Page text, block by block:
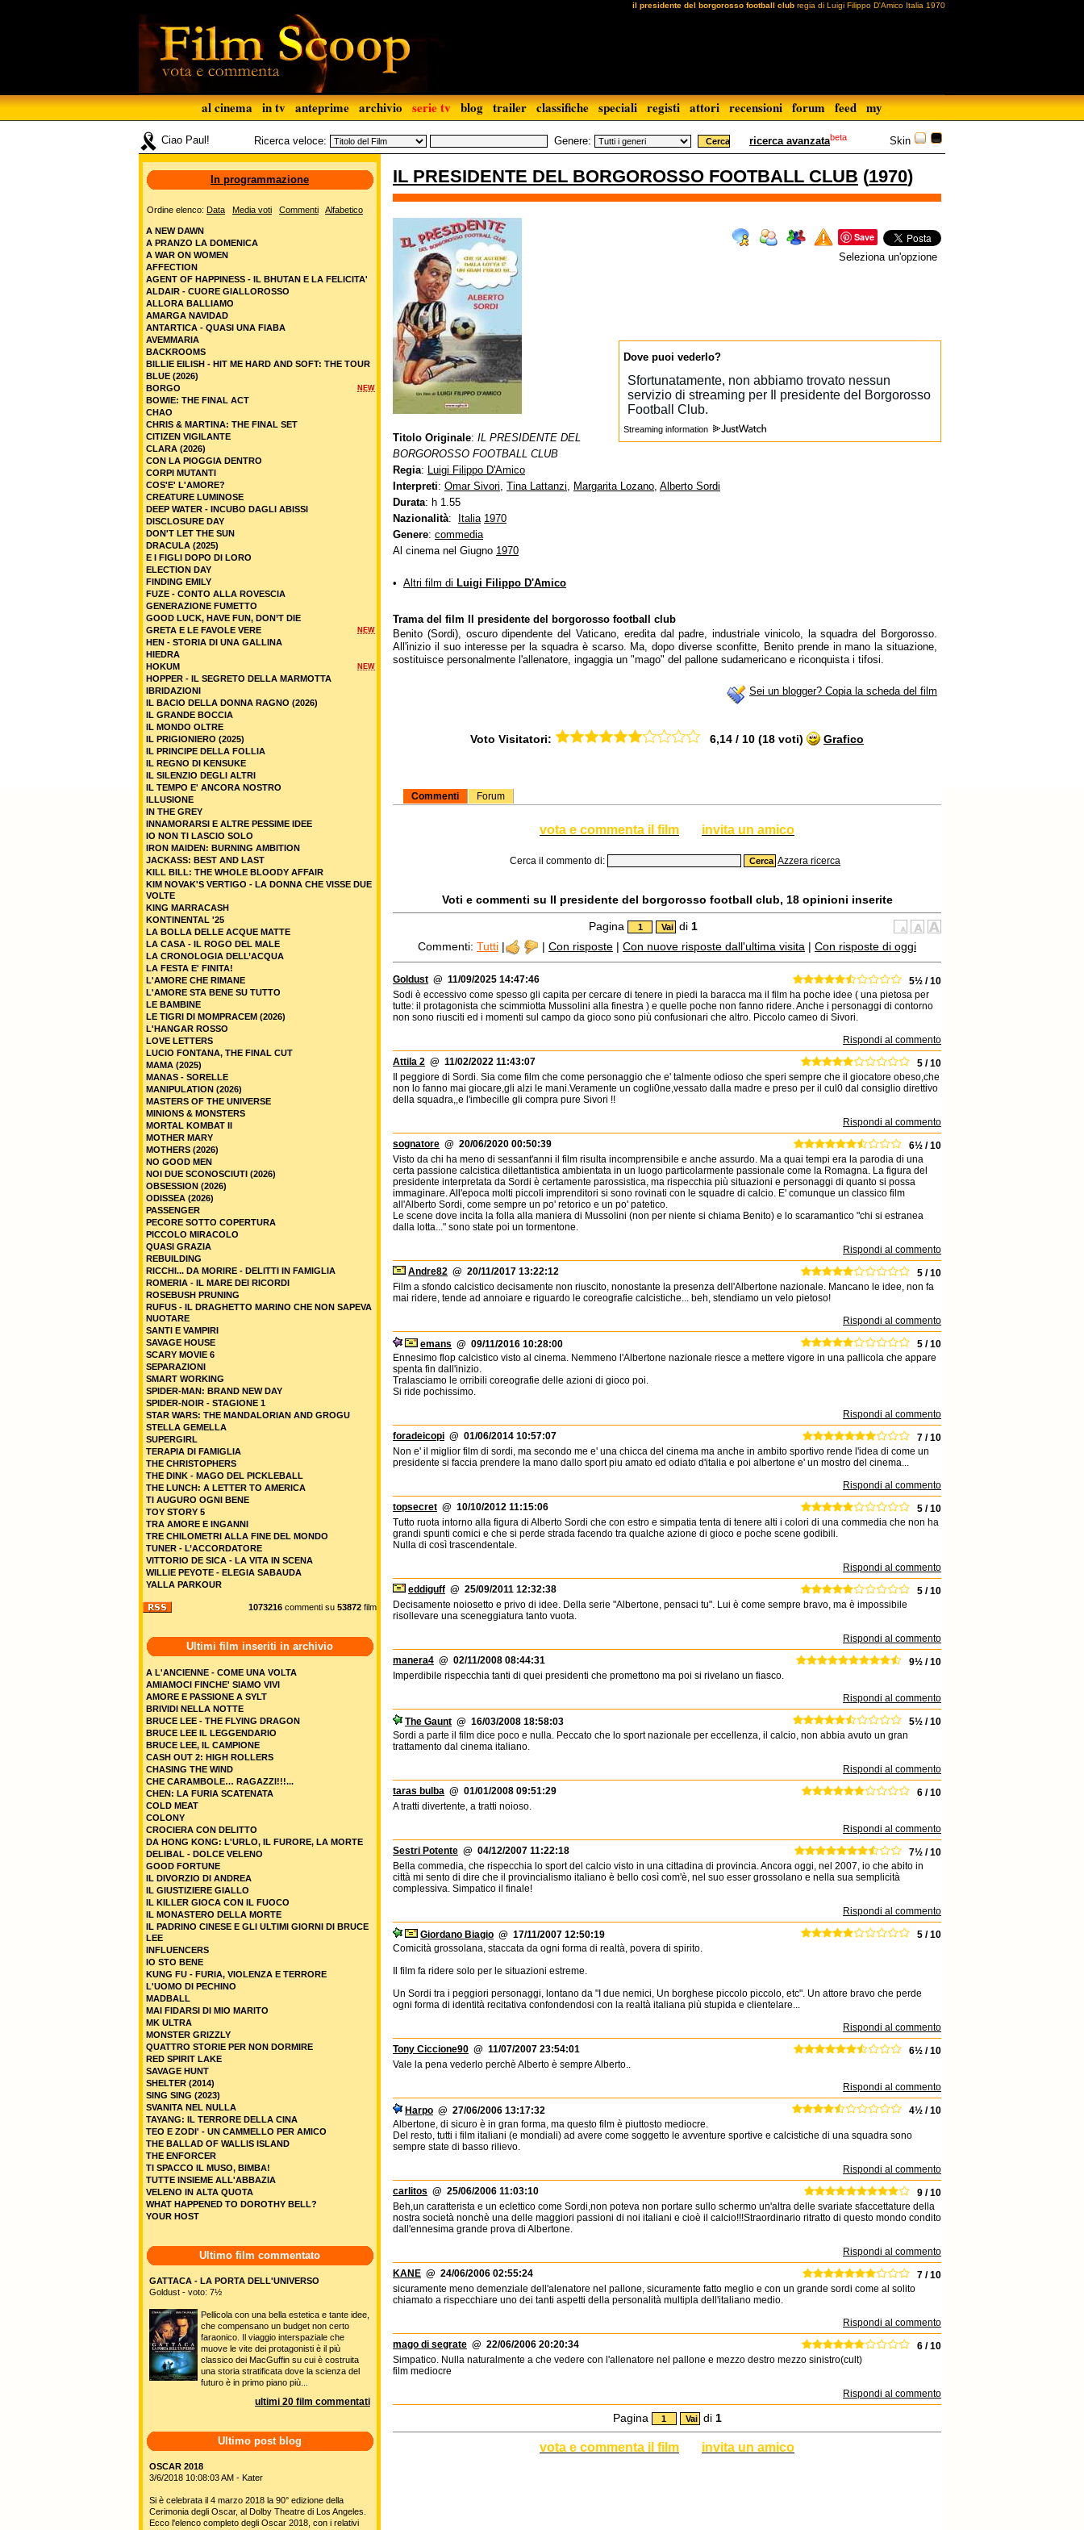
il presidente del borgorosso football club regia di Luigi Filippo D'Amico Italia 1970
al cinema in tv anteprime archivio serie tv blog trailer classifiche speciali registi attori recensioni forum feed my
Skin
Ciao Paul! Ricerca veloce: Genere: ricerca avanzatabeta
IL PRESIDENTE DEL BORGOROSSO FOOTBALL CLUB (1970)
Save
Seleziona un'opzione
Dove puoi vederlo?
Streaming information
Titolo Originale: IL PRESIDENTE DEL
BORGOROSSO FOOTBALL CLUB
Regia: Luigi Filippo D'Amico
Interpreti: Omar Sivori, Tina Lattanzi, Margarita Lozano, Alberto Sordi
Durata: h 1.55
Nazionalità: Italia 1970
Genere: commedia
Al cinema nel Giugno 1970
• Altri film di Luigi Filippo D'Amico
Trama del film Il presidente del borgorosso football club
Benito (Sordi), oscuro dipendente del Vaticano, eredita dal padre, industriale vinicolo, la squadra del Borgorosso.
All'inizio il suo interesse per la squadra è scarso. Ma, dopo diverse sconfitte, Benito prende in mano la situazione,
sostituisce personalmente l'allenatore, ingaggia un "mago" del pallone sudamericano e riconquista i tifosi.
Sei un blogger? Copia la scheda del film
Voto Visitatori: 6,14 / 10 (18 voti) Grafico
Commenti Forum
vota e commenta il film invita un amico
Cerca il commento di: Azzera ricerca
Voti e commenti su Il presidente del borgorosso football club, 18 opinioni inserite
Pagina di 1
Commenti: Tutti | | Con risposte | Con nuove risposte dall'ultima visita | Con risposte di oggi
Goldust @ 11/09/2025 14:47:46
5½ / 10
Sodi è eccessivo come spesso gli capita per cercare di tenere in piedi la baracca ma il film ha poche idee ( una pietosa per
tutte: il protagonista che scimmiotta Mussolini alla finestra ) e quelle poche non fanno ridere. Anche i personaggi di contorno
non sono riusciti ed i momenti sul campo da gioco sono più confusionari che altro. Piccolo cameo di Sivori.
Rispondi al commento
Attila 2 @ 11/02/2022 11:43:07
5 / 10
Il peggiore di Sordi. Sia come film che come personaggio che e' talmente odioso che speri sempre che il giocatore obeso,che
non lo fanno mai giocare,gli alzi le mani.Veramente un cogli0ne,vessato dalla madre e preso per il cul0 dal consiglio direttivo
della squadra,,e l'imbecille gli compra pure Sivori !!
Rispondi al commento
sognatore @ 20/06/2020 00:50:39
6½ / 10
Visto da chi ha meno di sessant'anni il film risulta incomprensibile e anche assurdo. Ma a quai tempi era la parodia di una
certa passione calcistica dilettantistica ambientata in un luogo particolarmente passionale come la Romagna. La figura del
presidente interpretata da Sordi è certamente parossistica, ma rispecchia più situazioni e personaggi di quanto si possa
immaginare. All'epoca molti piccoli imprenditori si sono rovinati con le squadre di calcio. E' comunque un classico film
all'Alberto Sordi, come sempre un po' retorico e un po' patetico.
Le scene dove incita la folla alla maniera di Mussolini (non per niente si chiama Benito) e lo scaramantico "chi si estranea
dalla lotta..." sono state poi un tormentone.
Rispondi al commento
Andre82 @ 20/11/2017 13:22:12
5 / 10
Film a sfondo calcistico decisamente non riuscito, nonostante la presenza dell'Albertone nazionale. Mancano le idee, non fa
mai ridere, tende ad annoiare e riguardo le coreografie calcistiche... beh, stendiamo un velo pietoso!
Rispondi al commento
emans @ 09/11/2016 10:28:00
5 / 10
Ennesimo flop calcistico visto al cinema. Nemmeno l'Albertone nazionale riesce a mettere vigore in una pallicola che appare
spenta fin dall'inizio.
Tralasciamo le orribili coreografie delle azioni di gioco poi.
Si ride pochissimo.
Rispondi al commento
foradeicopi @ 01/06/2014 10:57:07
7 / 10
Non e' il miglior film di sordi, ma secondo me e' una chicca del cinema ma anche in ambito sportivo rende l'idea di come un
presidente si faccia prendere la mano dallo sport piu amato ed odiato d'italia e poi albertone e' un mostro del cinema...
Rispondi al commento
topsecret @ 10/10/2012 11:15:06
5 / 10
Tutto ruota intorno alla figura di Alberto Sordi che con estro e simpatia tenta di tenere alti i colori di una commedia che non ha
grandi spunti comici e che si perde strada facendo tra qualche azione di gioco e poche scene godibili.
Nulla di così trascendentale.
Rispondi al commento
eddiguff @ 25/09/2011 12:32:38
5 / 10
Decisamente noiosetto e privo di idee. Della serie "Albertone, pensaci tu". Lui è come sempre bravo, ma è impossibile
risollevare una sceneggiatura tanto vuota.
Rispondi al commento
manera4 @ 02/11/2008 08:44:31
9½ / 10
Imperdibile rispecchia tanti di quei presidenti che promettono ma poi si rivelano un fiasco.
Rispondi al commento
The Gaunt @ 16/03/2008 18:58:03
5½ / 10
Sordi a parte il film dice poco e nulla. Peccato che lo sport nazionale per eccellenza, il calcio, non abbia avuto un gran
trattamento dal cinema italiano.
Rispondi al commento
taras bulba @ 01/01/2008 09:51:29
6 / 10
A tratti divertente, a tratti noioso.
Rispondi al commento
Sestri Potente @ 04/12/2007 11:22:18
7½ / 10
Bella commedia, che rispecchia lo sport del calcio visto in una cittadina di provincia. Ancora oggi, nel 2007, io che abito in
città mi sento di dire che il provincialismo italiano è bello così com'è, nel suo esser grossolano e nella sua semplicità
complessiva. Simpatico il finale!
Rispondi al commento
Giordano Biagio @ 17/11/2007 12:50:19
5 / 10
Comicità grossolana, staccata da ogni forma di realtà, povera di spirito.
Il film fa ridere solo per le situazioni estreme.
Un Sordi tra i peggiori personaggi, lontano da "I due nemici, Un borghese piccolo piccolo, etc". Un attore bravo che perde
ogni forma di identità recitativa confondendosi con la realtà italiana più stupida e clientelare...
Rispondi al commento
Tony Ciccione90 @ 11/07/2007 23:54:01
6½ / 10
Vale la pena vederlo perchè Alberto è sempre Alberto..
Rispondi al commento
Harpo @ 27/06/2006 13:17:32
4½ / 10
Albertone, di sicuro è in gran forma, ma questo film è piuttosto mediocre.
Del resto, tutti i film italiani (e mondiali) ad avere come soggetto le avventure sportive e calcistiche di una squadra sono
sempre state di basso rilievo.
Rispondi al commento
carlitos @ 25/06/2006 11:03:10
9 / 10
Beh,un caratterista e un eclettico come Sordi,non poteva non portare sullo schermo un'altra delle svariate sfaccettature della
nostra società nonchè una delle maggiori passioni di noi italiani e cioè il calcio!!!Straordinario ritratto di questo mondo condito
dall'ennesima grande prova di Albertone.
Rispondi al commento
KANE @ 24/06/2006 02:55:24
7 / 10
sicuramente meno demenziale dell'alenatore nel pallone, sicuramente fatto meglio e con un grande sordi come al solito
chiamato a rispecchiare uno dei tanti aspetti della personalità multipla dell'italiano medio.
Rispondi al commento
mago di segrate @ 22/06/2006 20:20:34
6 / 10
Simpatico. Nulla naturalmente a che vedere con l'allenatore nel pallone e mezzo destro mezzo sinistro(cult)
film mediocre
Rispondi al commento
Pagina di 1
vota e commenta il film invita un amico
In programmazione
Ordine elenco: Data Media voti Commenti Alfabetico
A NEW DAWN
A PRANZO LA DOMENICA
A WAR ON WOMEN
AFFECTION
AGENT OF HAPPINESS - IL BHUTAN E LA FELICITA'
ALDAIR - CUORE GIALLOROSSO
ALLORA BALLIAMO
AMARGA NAVIDAD
ANTARTICA - QUASI UNA FIABA
AVEMMARIA
BACKROOMS
BILLIE EILISH - HIT ME HARD AND SOFT: THE TOUR
BLUE (2026)
NEW
BORGO
BOWIE: THE FINAL ACT
CHAO
CHRIS & MARTINA: THE FINAL SET
CITIZEN VIGILANTE
CLARA (2026)
CON LA PIOGGIA DENTRO
CORPI MUTANTI
COS'E' L'AMORE?
CREATURE LUMINOSE
DEEP WATER - INCUBO DAGLI ABISSI
DISCLOSURE DAY
DON'T LET THE SUN
DRACULA (2025)
E I FIGLI DOPO DI LORO
ELECTION DAY
FINDING EMILY
FUZE - CONTO ALLA ROVESCIA
GENERAZIONE FUMETTO
GOOD LUCK, HAVE FUN, DON’T DIE
NEW
GRETA E LE FAVOLE VERE
HEN - STORIA DI UNA GALLINA
HIEDRA
NEW
HOKUM
HOPPER - IL SEGRETO DELLA MARMOTTA
IBRIDAZIONI
IL BACIO DELLA DONNA RAGNO (2026)
IL GRANDE BOCCIA
IL MONDO OLTRE
IL PRIGIONIERO (2025)
IL PRINCIPE DELLA FOLLIA
IL REGNO DI KENSUKE
IL SILENZIO DEGLI ALTRI
IL TEMPO E' ANCORA NOSTRO
ILLUSIONE
IN THE GREY
INNAMORARSI E ALTRE PESSIME IDEE
IO NON TI LASCIO SOLO
IRON MAIDEN: BURNING AMBITION
JACKASS: BEST AND LAST
KILL BILL: THE WHOLE BLOODY AFFAIR
KIM NOVAK'S VERTIGO - LA DONNA CHE VISSE DUE
VOLTE
KING MARRACASH
KONTINENTAL '25
LA BOLLA DELLE ACQUE MATTE
LA CASA - IL ROGO DEL MALE
LA CRONOLOGIA DELL’ACQUA
LA FESTA E' FINITA!
L'AMORE CHE RIMANE
L'AMORE STA BENE SU TUTTO
LE BAMBINE
LE TIGRI DI MOMPRACEM (2026)
L'HANGAR ROSSO
LOVE LETTERS
LUCIO FONTANA, THE FINAL CUT
MAMA (2025)
MANAS - SORELLE
MANIPULATION (2026)
MASTERS OF THE UNIVERSE
MINIONS & MONSTERS
MORTAL KOMBAT II
MOTHER MARY
MOTHERS (2026)
NO GOOD MEN
NOI DUE SCONOSCIUTI (2026)
OBSESSION (2026)
ODISSEA (2026)
PASSENGER
PECORE SOTTO COPERTURA
PICCOLO MIRACOLO
QUASI GRAZIA
REBUILDING
RICCHI... DA MORIRE - DELITTI IN FAMIGLIA
ROMERIA - IL MARE DEI RICORDI
ROSEBUSH PRUNING
RUFUS - IL DRAGHETTO MARINO CHE NON SAPEVA
NUOTARE
SANTI E VAMPIRI
SAVAGE HOUSE
SCARY MOVIE 6
SEPARAZIONI
SMART WORKING
SPIDER-MAN: BRAND NEW DAY
SPIDER-NOIR - STAGIONE 1
STAR WARS: THE MANDALORIAN AND GROGU
STELLA GEMELLA
SUPERGIRL
TERAPIA DI FAMIGLIA
THE CHRISTOPHERS
THE DINK - MAGO DEL PICKLEBALL
THE LUNCH: A LETTER TO AMERICA
TI AUGURO OGNI BENE
TOY STORY 5
TRA AMORE E INGANNI
TRE CHILOMETRI ALLA FINE DEL MONDO
TUNER - L’ACCORDATORE
VITTORIO DE SICA - LA VITA IN SCENA
WILLIE PEYOTE - ELEGIA SABAUDA
YALLA PARKOUR
1073216 commenti su 53872 film
Ultimi film inseriti in archivio
A L'ANCIENNE - COME UNA VOLTA
AMIAMOCI FINCHE' SIAMO VIVI
AMORE E PASSIONE A SYLT
BRIVIDI NELLA NOTTE
BRUCE LEE - THE FLYING DRAGON
BRUCE LEE IL LEGGENDARIO
BRUCE LEE, IL CAMPIONE
CASH OUT 2: HIGH ROLLERS
CHASING THE WIND
CHE CARAMBOLE… RAGAZZI!!!...
CHEN: LA FURIA SCATENATA
COLD MEAT
COLONY
CROCIERA CON DELITTO
DA HONG KONG: L'URLO, IL FURORE, LA MORTE
DELIBAL - DOLCE VELENO
GOOD FORTUNE
IL DIVORZIO DI ANDREA
IL GIUSTIZIERE GIALLO
IL KILLER GIOCA CON IL FUOCO
IL MONASTERO DELLA MORTE
IL PADRINO CINESE E GLI ULTIMI GIORNI DI BRUCE
LEE
INFLUENCERS
IO STO BENE
KUNG FU - FURIA, VIOLENZA E TERRORE
L'UOMO DI PECHINO
MADBALL
MAI FIDARSI DI MIO MARITO
MK ULTRA
MONSTER GRIZZLY
QUATTRO STORIE PER NON DORMIRE
RED SPIRIT LAKE
SAVAGE HUNT
SHELTER (2014)
SING SING (2023)
SVANITA NEL NULLA
TAYANG: IL TERRORE DELLA CINA
TEO E ZODI' - UN CAMMELLO PER AMICO
THE BALLAD OF WALLIS ISLAND
THE ENFORCER
TI SPACCO IL MUSO, BIMBA!
TUTTE INSIEME ALL'ABBAZIA
VELENO IN ALTA QUOTA
WHAT HAPPENED TO DOROTHY BELL?
YOUR HOST
Ultimo film commentato
GATTACA - LA PORTA DELL'UNIVERSO
Goldust - voto: 7½
Pellicola con una bella estetica e tante idee,
che compensano un budget non certo
faraonico. Il viaggio interspaziale che
muove le vite dei protagonisti è il più
classico dei MacGuffin su cui è costruita
una storia stratificata dove la scienza del
futuro è in primo piano più...
ultimi 20 film commentati
Ultimo post blog
OSCAR 2018
3/6/2018 10:08:03 AM - Kater
Si è celebrata il 4 marzo 2018 la 90° edizione della
Cerimonia degli Oscar, al Dolby Theatre di Los Angeles.
Ecco l'elenco completo degli Oscar 2018, con i relativi